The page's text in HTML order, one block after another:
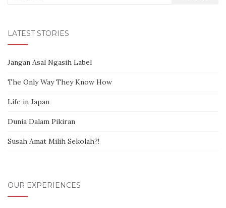
LATEST STORIES
Jangan Asal Ngasih Label
The Only Way They Know How
Life in Japan
Dunia Dalam Pikiran
Susah Amat Milih Sekolah?!
OUR EXPERIENCES